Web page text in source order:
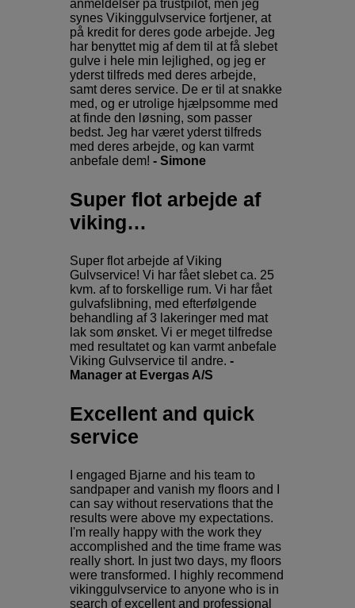
anmeldelser på trustpilot, men jeg
synes Vikinggulvservice fortjener, at
på kredit for deres gode arbejde. Jeg
har benyttet mig af dem til at få slebet
gulve i hele min lejlighed, og jeg er
yderst tilfreds med deres arbejde,
samt deres service. De er til at snakke
med, og er utrolige hjælpsomme med
at finde den løsning, som passer
bedst. Jeg har været yderst tilfreds
med deres arbejde, og kan varmt
anbefale dem! - Simone
Super flot arbejde af
viking…
Super flot arbejde af Viking
Gulvservice! Vi har fået slebet ca. 25
kvm. af to forskellige rum. Vi har fået
gulvafslibning, med efterfølgende
behandling af 3 lakeringer med mat
lak som ønsket. Vi er meget tilfredse
med resultatet og kan varmt anbefale
Viking Gulvservice til andre. -
Manager at Evergas A/S​
Excellent and quick
service
I engaged Bjarne and his team to
sandpaper and vanish my floors and I
can say without reservations that the
results were above my expectations.
I'm really happy with the work they
accomplished and the time frame was
really short. In just two days, my floors
were transformed. I highly recommend
vikinggulvservice to anyone who is in
search of excellent and professional